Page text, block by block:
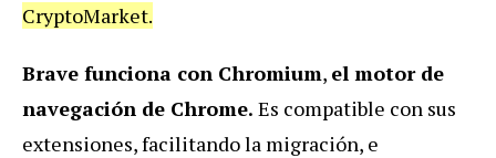
CryptoMarket.
Brave funciona con Chromium, el motor de
navegación de Chrome. Es compatible con sus
extensiones, facilitando la migración, e